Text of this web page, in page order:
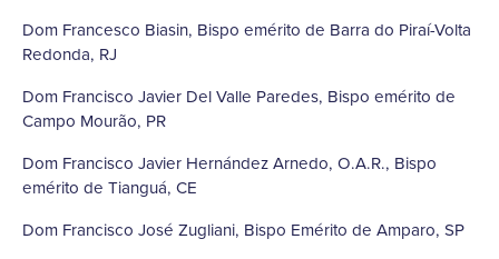
Dom Francesco Biasin, Bispo emérito de Barra do Piraí-Volta
Redonda, RJ
Dom Francisco Javier Del Valle Paredes, Bispo emérito de
Campo Mourão, PR
Dom Francisco Javier Hernández Arnedo, O.A.R., Bispo
emérito de Tianguá, CE
Dom Francisco José Zugliani, Bispo Emérito de Amparo, SP